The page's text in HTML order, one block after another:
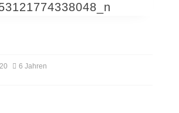
6 Jahren